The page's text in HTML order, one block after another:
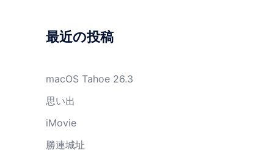
最近の投稿
macOS Tahoe 26.3
思い出
iMovie
勝連城址